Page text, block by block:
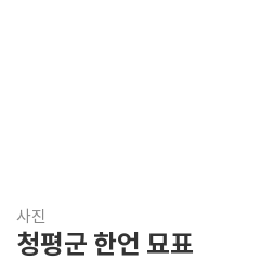
사진
청평군 한언 묘표